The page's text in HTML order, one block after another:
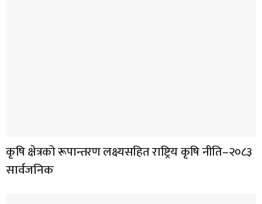
कृषि क्षेत्रको रूपान्तरण लक्ष्यसहित राष्ट्रिय कृषि नीति–२०८३
सार्वजनिक